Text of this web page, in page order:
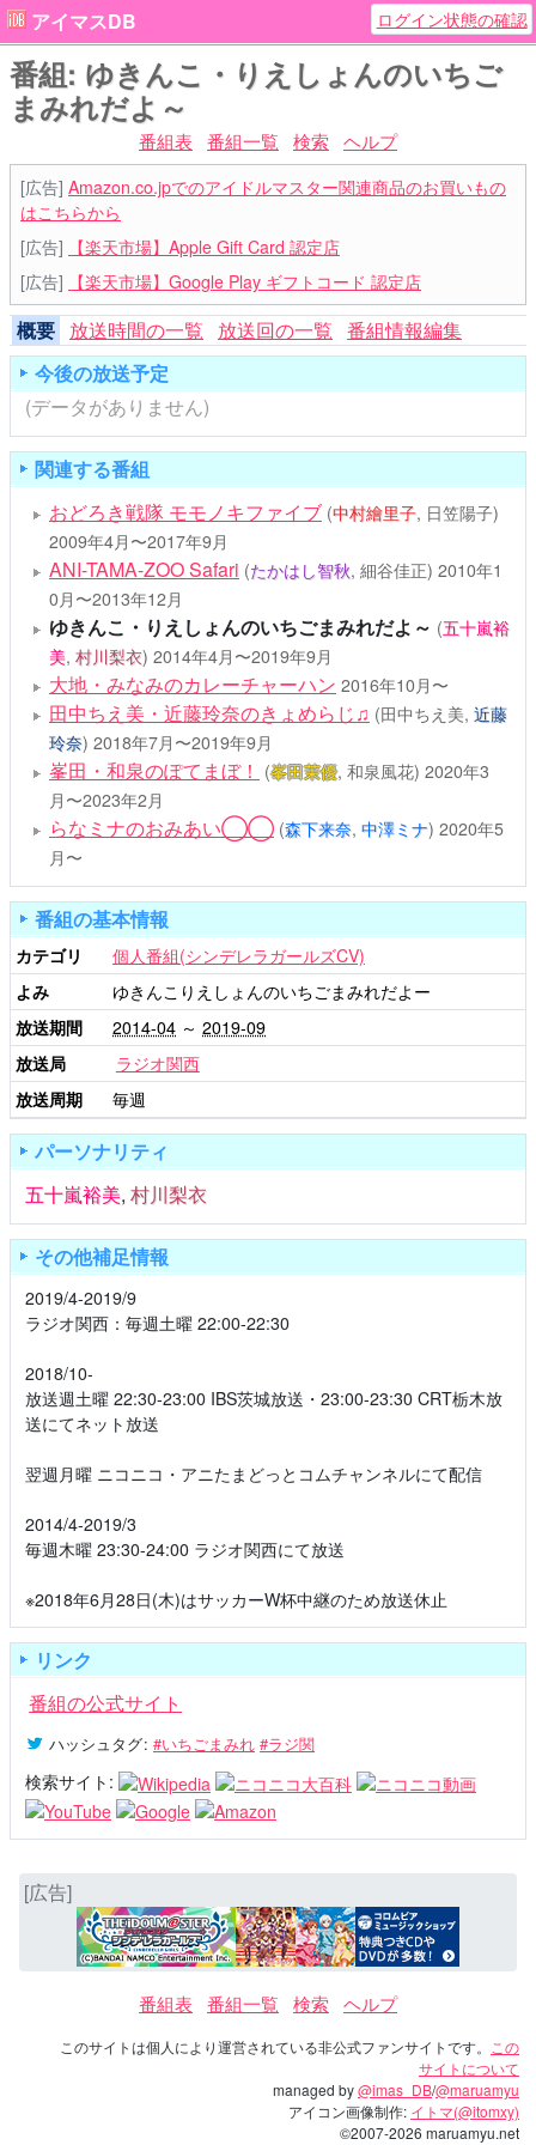
アイマスDB ログイン状態の確認
番組: ゆきんこ・りえしょんのいちご
まみれだよ～
番組表 番組一覧 検索 ヘルプ
[広告] Amazon.co.jpでのアイドルマスター関連商品のお買いもの
はこちらから
[広告]
【楽天市場】Apple Gift Card 認定店
[広告]
【楽天市場】Google Play ギフトコード 認定店
概要 放送時間の一覧 放送回の一覧 番組情報編集
今後の放送予定
(データがありません)
関連する番組
おどろき戦隊 モモノキファイブ (中村繪里子, 日笠陽子)
2009年4月〜2017年9月
ANI-TAMA-ZOO Safari (たかはし智秋, 細谷佳正) 2010年1
0月〜2013年12月
ゆきんこ・りえしょんのいちごまみれだよ～ (五十嵐裕
美, 村川梨衣) 2014年4月〜2019年9月
大地・みなみのカレーチャーハン 2016年10月〜
田中ちえ美・近藤玲奈のきょめらじ♫ (田中ちえ美, 近藤
玲奈) 2018年7月〜2019年9月
峯田・和泉のぽてまぼ！ (峯田茉優, 和泉風花) 2020年3
月〜2023年2月
らなミナのおみあい◯◯ (森下来奈, 中澤ミナ) 2020年5
月〜
番組の基本情報
カテゴリ
個人番組(シンデレラガールズCV)
よみ
ゆきんこりえしょんのいちごまみれだよー
放送期間
2014-04 ～ 2019-09
放送局
ラジオ関西
放送周期
毎週
パーソナリティ
五十嵐裕美, 村川梨衣
その他補足情報
2019/4-2019/9
ラジオ関西：毎週土曜 22:00-22:30
2018/10-
放送週土曜 22:30-23:00 IBS茨城放送・23:00-23:30 CRT栃木放
送にてネット放送
翌週月曜 ニコニコ・アニたまどっとコムチャンネルにて配信
2014/4-2019/3
毎週木曜 23:30-24:00 ラジオ関西にて放送
※2018年6月28日(木)はサッカーW杯中継のため放送休止
リンク
番組の公式サイト
ハッシュタグ: #いちごまみれ #ラジ関
検索サイト:
[広告]
番組表 番組一覧 検索 ヘルプ
このサイトは個人により運営されている非公式ファンサイトです。
この
サイトについて
managed by@imas_DB/@maruamyu
アイコン画像制作: イトマ(@itomxy)
©2007-2026 maruamyu.net